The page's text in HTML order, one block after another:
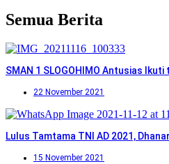
Semua Berita
SMAN 1 SLOGOHIMO Antusias
22 November 2021
Lulus Tamtama TNI AD 2021,
15 November 2021